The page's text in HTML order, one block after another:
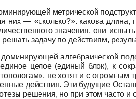
метрической
них — «сколько?»: какова
значения, они
решать задачу по действиям,
алгебраической
целое (единый блок), к
не хотят и с
действия. Эти будущие
решения, но при этом часто и